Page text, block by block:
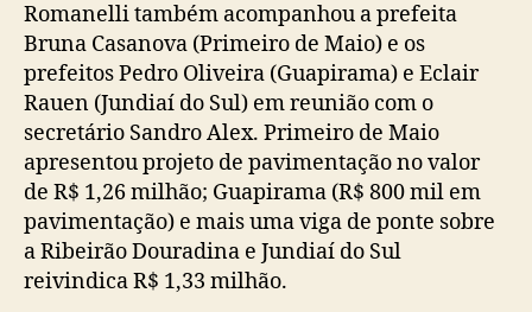
Romanelli também acompanhou a prefeita
Bruna Casanova (Primeiro de Maio) e os
prefeitos Pedro Oliveira (Guapirama) e Eclair
Rauen (Jundiaí do Sul) em reunião com o
secretário Sandro Alex. Primeiro de Maio
apresentou projeto de pavimentação no valor
de R$ 1,26 milhão; Guapirama (R$ 800 mil em
pavimentação) e mais uma viga de ponte sobre
a Ribeirão Douradina e Jundiaí do Sul
reivindica R$ 1,33 milhão.